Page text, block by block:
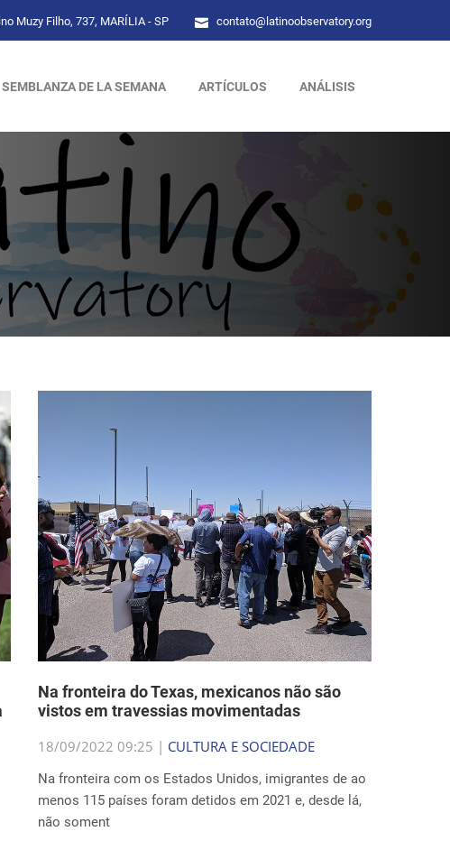
Muzy Filho, 737, MARÍLIA - SP contato@latinoobservatory.org
SEMBLANZA DE LA SEMANA ARTÍCULOS ANÁLISIS
Na fronteira do Texas, mexicanos não são
vistos em travessias movimentadas
18/09/2022 09:25 | CULTURA E SOCIEDADE
Na fronteira com os Estados Unidos, imigrantes de ao
menos 115 países foram detidos em 2021 e, desde lá,
não soment